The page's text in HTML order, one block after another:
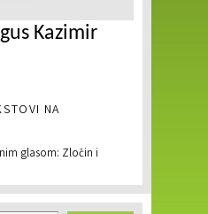
Kazimir
NA
glasom: Zločin i